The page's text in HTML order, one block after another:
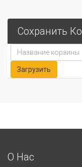
Сохранить
О Нас